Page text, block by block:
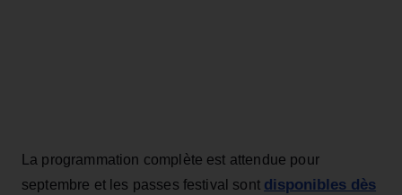
La programmation complète est attendue pour
septembre et les passes festival sont disponibles dès